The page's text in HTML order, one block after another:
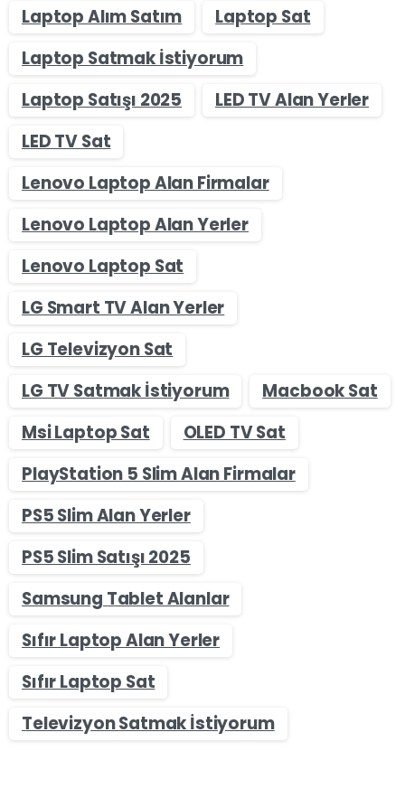
Laptop Alım Satım
Laptop Sat
Laptop Satmak İstiyorum
Laptop Satışı 2025
LED TV Alan Yerler
LED TV Sat
Lenovo Laptop Alan Firmalar
Lenovo Laptop Alan Yerler
Lenovo Laptop Sat
LG Smart TV Alan Yerler
LG Televizyon Sat
LG TV Satmak İstiyorum
Macbook Sat
Msi Laptop Sat
OLED TV Sat
PlayStation 5 Slim Alan Firmalar
PS5 Slim Alan Yerler
PS5 Slim Satışı 2025
Samsung Tablet Alanlar
Sıfır Laptop Alan Yerler
Sıfır Laptop Sat
Televizyon Satmak İstiyorum